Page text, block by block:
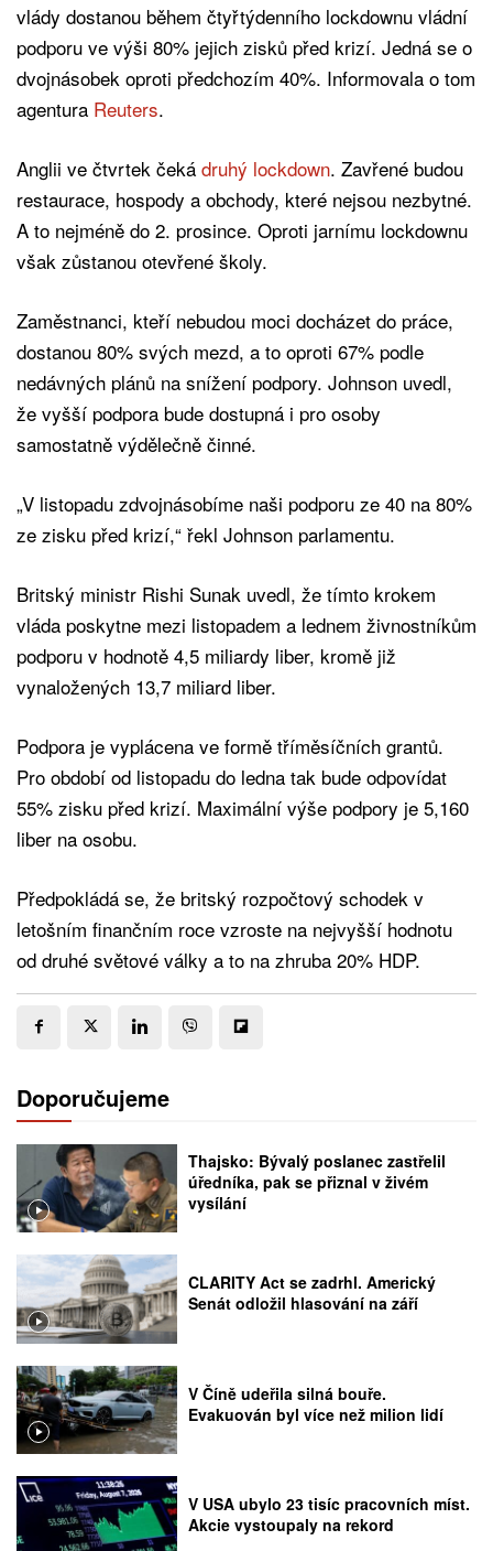
vlády dostanou během čtyřtýdenního lockdownu vládní
podporu ve výši 80% jejich zisků před krizí. Jedná se o
dvojnásobek oproti předchozím 40%. Informovala o tom
agentura Reuters.
Anglii ve čtvrtek čeká druhý lockdown. Zavřené budou
restaurace, hospody a obchody, které nejsou nezbytné.
A to nejméně do 2. prosince. Oproti jarnímu lockdownu
však zůstanou otevřené školy.
Zaměstnanci, kteří nebudou moci docházet do práce,
dostanou 80% svých mezd, a to oproti 67% podle
nedávných plánů na snížení podpory. Johnson uvedl,
že vyšší podpora bude dostupná i pro osoby
samostatně výdělečně činné.
„V listopadu zdvojnásobíme naši podporu ze 40 na 80%
ze zisku před krizí,“ řekl Johnson parlamentu.
Britský ministr Rishi Sunak uvedl, že tímto krokem
vláda poskytne mezi listopadem a lednem živnostníkům
podporu v hodnotě 4,5 miliardy liber, kromě již
vynaložených 13,7 miliard liber.
Podpora je vyplácena ve formě tříměsíčních grantů.
Pro období od listopadu do ledna tak bude odpovídat
55% zisku před krizí. Maximální výše podpory je 5,160
liber na osobu.
Předpokládá se, že britský rozpočtový schodek v
letošním finančním roce vzroste na nejvyšší hodnotu
od druhé světové války a to na zhruba 20% HDP.
Doporučujeme
Thajsko: Bývalý poslanec zastřelil
úředníka, pak se přiznal v živém
vysílání
CLARITY Act se zadrhl. Americký
Senát odložil hlasování na září
V Číně udeřila silná bouře.
Evakuován byl více než milion lidí
V USA ubylo 23 tisíc pracovních míst.
Akcie vystoupaly na rekord